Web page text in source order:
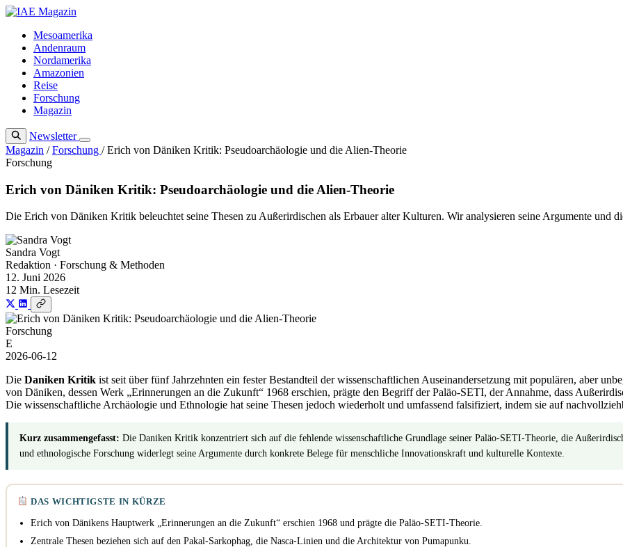
Zum
springenMesoamerika
Andenraum
Nordamerika
Amazonien
Reise
Forschung
Magazin
Newsletter
Magazin / Forschung / Erich von Däniken Kritik: Pseudoarchäologie und die Alien-Theorie
Forschung
Erich von Däniken Kritik: Pseudoarchäologie und die Alien-Theorie
Die Erich von Däniken Kritik beleuchtet seine Thesen zu Außerirdischen als Erbauer alter Kulturen. Wir analysieren seine Argumente und
Sandra Vogt
Redaktion · Forschung & Methoden
12. Juni 2026
12 Min. Lesezeit
Forschung
E
2026-06-12
Die Daniken Kritik ist seit über fünf Jahrzehnten ein fester Bestandteil der wissenschaftlichen Auseinandersetzung mit populären, aber
von Däniken, dessen Werk „Erinnerungen an die Zukunft“ 1968 erschien, prägte den Begriff der Paläo-SETI, der Annahme, dass
Die wissenschaftliche Archäologie und Ethnologie hat seine Thesen jedoch wiederholt und umfassend falsifiziert, indem sie auf
Kurz zusammengefasst: Die Daniken Kritik konzentriert sich auf die fehlende wissenschaftliche Grundlage seiner Paläo-SETI-Theorie, die
und ethnologische Forschung widerlegt seine Argumente durch konkrete Belege für menschliche Innovationskraft und kulturelle Kontexte.
DAS WICHTIGSTE IN KÜRZE
Erich von Dänikens Hauptwerk „Erinnerungen an die Zukunft“ erschien 1968 und prägte die Paläo-SETI-Theorie.
Zentrale Thesen beziehen sich auf den Pakal-Sarkophag, die Nasca-Linien und die Architektur von Pumapunku.